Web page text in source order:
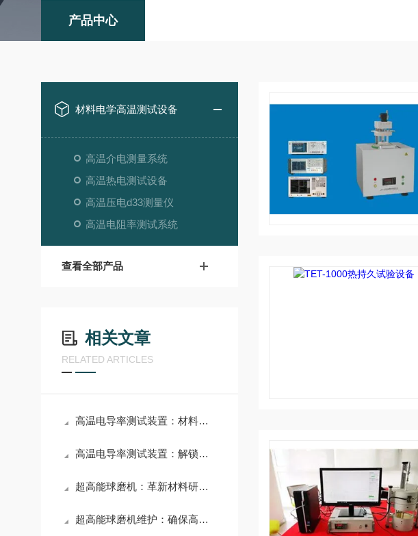
产品中心
材料电学高温测试设备
高温介电测量系统
高温热电测试设备
高温压电d33测量仪
高温电阻率测试系统
查看全部产品
相关文章
RELATED ARTICLES
高温电导率测试装置：材料科学研究的关键工具
高温电导率测试装置：解锁材料高温性能的“金钥匙”
超高能球磨机：革新材料研究的驱动引擎
超高能球磨机维护：确保高效运转的关键保障